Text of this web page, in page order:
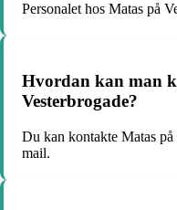
Personalet hos Matas på
Hvordan kan man
Vesterbrogade?
Du kan kontakte Matas
mail.